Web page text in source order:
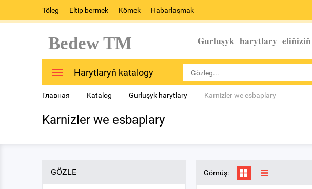
Töleg Eltip bermek Kömek Habarlaşmak
Bedew TM Gurluşyk harytlary eliňiziň
Harytlaryň katalogy
Главная Katalog Gurluşyk harytlary Karnizler we esbaplary
Karnizler we esbaplary
GÖZLE Görnüş: